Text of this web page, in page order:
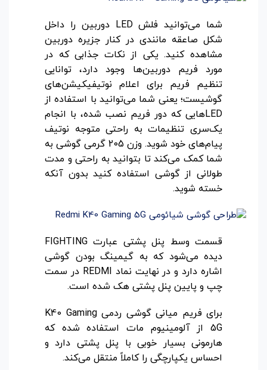
شما می‌توانید فلش LED دوربین را داخل
شکل صاعقه مانندی در کنار جزیره دوربین
مشاهده کنید. یکی از نکات جذابی که در
مورد فریم دوربین‌ها وجود دارد، توانایی
تنظیم فریم برای اعلام نوتیفیکیشن‌های
گوشیست؛ یعنی شما می‌توانید با استفاده از
LEDهایی که دور فریم نصب شده، با انجام
یک‌سری تنظیمات به راحتی متوجه نوتیف
پیام‌های خود شوید. وزن 205 گرمی گوشی به
شما کمک می‌کند تا بتوانید به راحتی و مدت
طولانی از گوشی استفاده کنید بدون آنکه
خسته شوید.
قسمت وسط پنل پشتی عبارت FIGHTING
دیده می‌شود که به گیمینگ بودن گوشی
اشاره دارد و در نهایت نماد REDMI در سمت
چپ و پایین پنل پشتی هک شده است.
برای فریم میانی گوشی ردمی K40 Gaming
5G از آلومینیوم مات استفاده شده که
هارمونی بسیار خوبی با پنل پشتی دارد و
احساس یکپارچگی را کاملاً منتقل می‌کند.